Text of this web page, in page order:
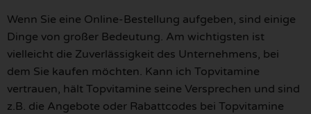
Wenn Sie eine Online-Bestellung aufgeben, sind einige
Dinge von großer Bedeutung. Am wichtigsten ist
vielleicht die Zuverlässigkeit des Unternehmens, bei
dem Sie kaufen möchten. Kann ich Topvitamine
vertrauen, hält Topvitamine seine Versprechen und sind
z.B. die Angebote oder Rabattcodes bei Topvitamine